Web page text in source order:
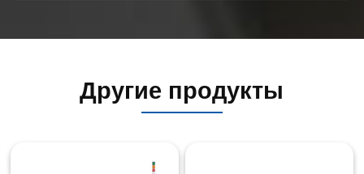
Другие продукты